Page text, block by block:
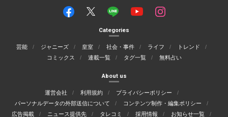
Categories
芸能 ジャニーズ 皇室 社会・事件 ライフ
トレンド
コミックス
連載一覧 タグ一覧 無料占い
About us
運営会社 利用規約
プライバシーポリシー
パーソナルデータの外部送信について
コンテンツ制作・編集ポリシー
広告掲載
ニュース提供先 タレコミ 採用情報 お知らせ一覧